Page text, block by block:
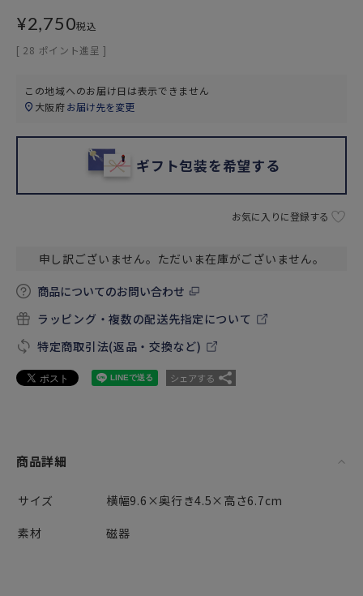
¥2,750税込
[ 28 ポイント進呈 ]
この地域へのお届け日は表示できません
大阪府お届け先を変更
ギフト包装を希望する
お気に入りに登録する
申し訳ございません。ただいま在庫がございません。
商品についてのお問い合わせ
ラッピング・複数の配送先指定について
特定商取引法(返品・交換など)
シェアする
商品詳細
サイズ
横幅9.6×奥行き4.5×高さ6.7cm
素材
磁器